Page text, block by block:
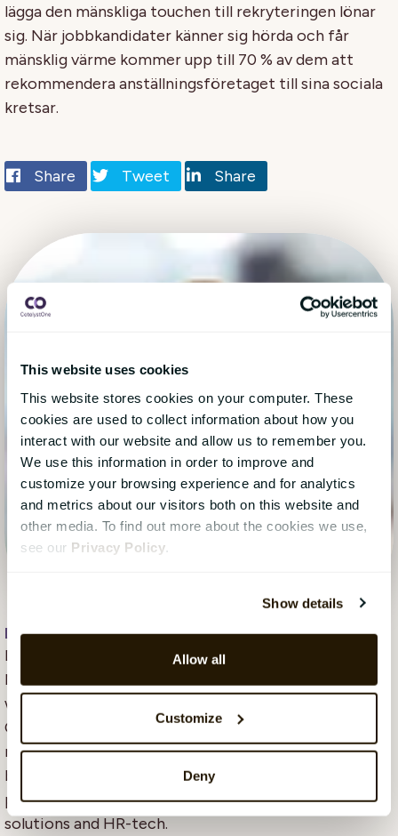
This website uses cookies
This website stores cookies on your computer. These
cookies are used to collect information about how you
interact with our website and allow us to remember you.
We use this information in order to improve and
customize your browsing experience and for analytics
and metrics about our visitors both on this website and
other media. To find out more about the cookies we use,
see our Privacy Policy
Show details
Allow all
Customize
Deny
lägga den mänskliga touchen till rekryteringen lönar
sig. När jobbkandidater känner sig hörda och får
mänsklig värme kommer upp till 70 % av dem att
rekommendera anställningsföretaget till sina sociala
kretsar.
Share Tweet Share
David Ditlev Rasmussen, 15 augusti 2023
David Ditlev Rasmussen, M.Sc. IT, Head of Regional
Marketing at CatalystOne Solutions. David has
worked with digitization of HR for 7+ years for
CatalystOne Solutions. He has more than 10 years of
management experience and a passion for
behavioural design, psychology and has regularly
published articles and posts on management- and HR
solutions and HR-tech.